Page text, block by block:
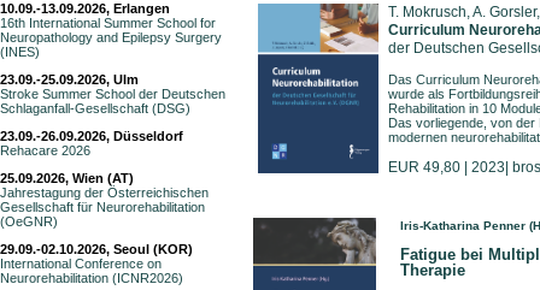
10.09.-13.09.2026, Erlangen
16th International Summer School for
Neuropathology and Epilepsy Surgery
(INES)
23.09.-25.09.2026, Ulm
Stroke Summer School der Deutschen
Schlaganfall-Gesellschaft (DSG)
23.09.-26.09.2026, Düsseldorf
Rehacare 2026
25.09.2026, Wien (AT)
Jahrestagung der Österreichischen
Gesellschaft für Neurorehabilitation
(OeGNR)
29.09.-02.10.2026, Seoul (KOR)
International Conference on
Neurorehabilitation (ICNR2026)
T. Mokrusch, A.
Curriculum
der Deutschen
Das Curriculum
wurde als
Rehabilitation in 10
Das vorliegende, von
modernen
EUR 49,80 | 2023|
Iris-Katharina Penner
Fatigue bei
Therapie